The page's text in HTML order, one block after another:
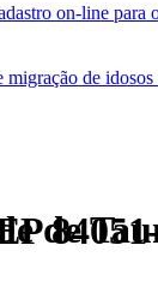
on-line para
migração de
- Ronda - CEP